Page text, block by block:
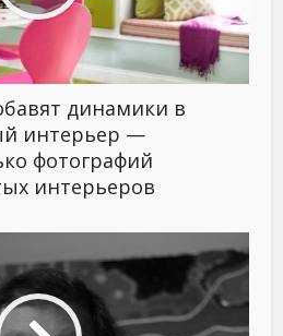
динамики в
интерьер —
фотографий
интерьеров